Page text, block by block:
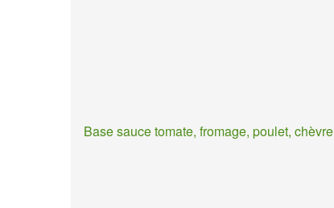
Base sauce tomate, fromage, poulet, chèvre